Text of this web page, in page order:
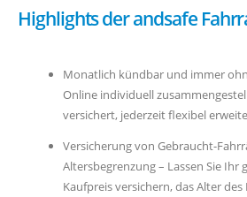
Highlights der andsafe
Monatlich kündbar und immer
Online individuell
versichert, jederzeit flexibel
Versicherung von Gebraucht-
Altersbegrenzung – Lassen Sie Ihr
Kaufpreis versichern, das Alter